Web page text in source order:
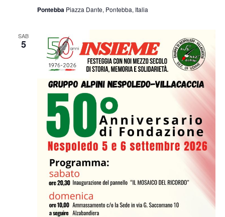
Pontebba Piazza Dante, Pontebba, Italia
SAB
5